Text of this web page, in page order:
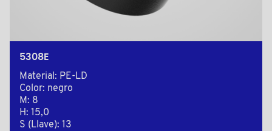
5308E
Material: PE-LD
Color: negro
M: 8
H: 15,0
S (Llave): 13